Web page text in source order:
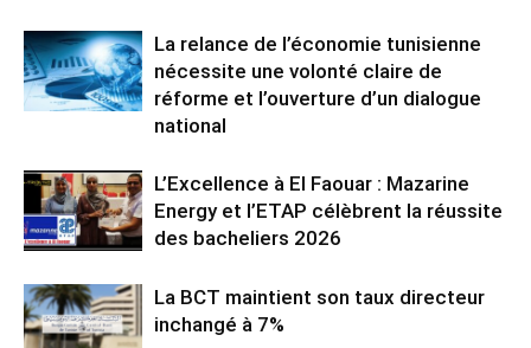
La relance de l’économie tunisienne
nécessite une volonté claire de
réforme et l’ouverture d’un dialogue
national
L’Excellence à El Faouar : Mazarine
Energy et l’ETAP célèbrent la réussite
des bacheliers 2026
La BCT maintient son taux directeur
inchangé à 7%